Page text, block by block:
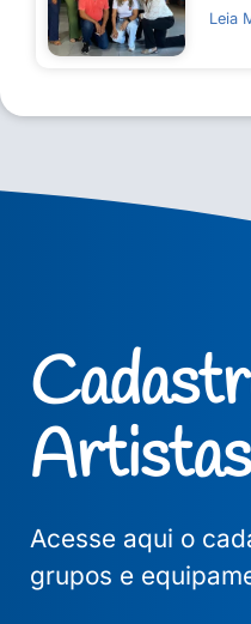
Leia
Acesse aqui o
grupos e